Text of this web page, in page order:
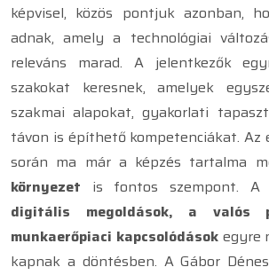
képvisel, közös pontjuk azonban,
adnak, amely a technológiai
releváns marad. A jelentkezők
szakokat keresnek, amelyek
szakmai alapokat, gyakorlati
távon is építhető kompetenciákat. Az
során ma már a képzés tartalma
környezet is fontos szempont. A
digitális megoldások, a valós
munkaerőpiaci kapcsolódások egyre
kapnak a döntésben. A Gábor